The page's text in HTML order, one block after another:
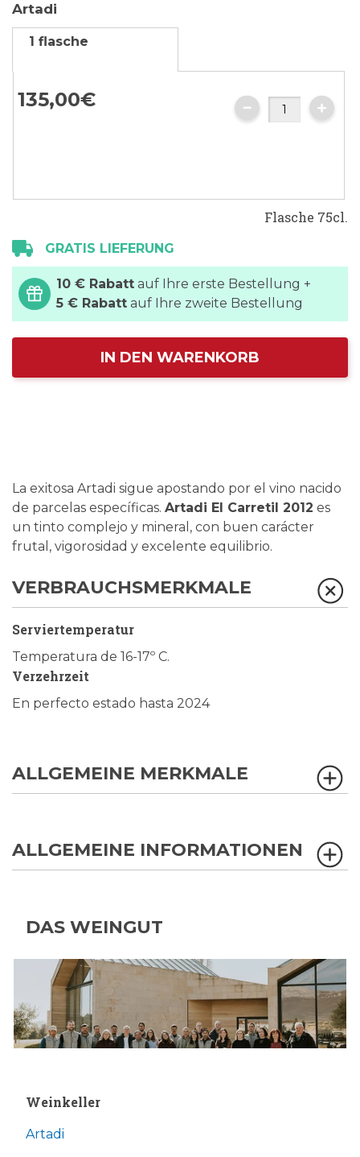
Artadi
1 flasche
135,00€
Flasche 75cl.
GRATIS LIEFERUNG
10 € Rabatt auf Ihre erste Bestellung +
5 € Rabatt auf Ihre zweite Bestellung
IN DEN WARENKORB
La exitosa Artadi sigue apostando por el vino nacido
de parcelas específicas. Artadi El Carretil 2012 es
un tinto complejo y mineral, con buen carácter
frutal, vigorosidad y excelente equilibrio.
VERBRAUCHSMERKMALE
Serviertemperatur
Temperatura de 16-17º C.
Verzehrzeit
En perfecto estado hasta 2024
ALLGEMEINE MERKMALE
ALLGEMEINE INFORMATIONEN
DAS WEINGUT
Weinkeller
Artadi